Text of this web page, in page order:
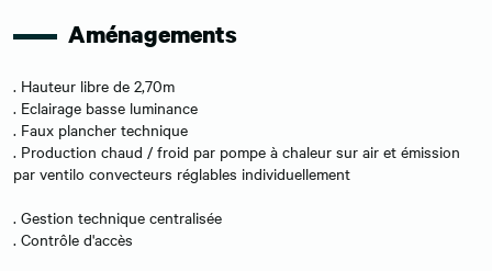
Aménagements
. Hauteur libre de 2,70m
. Eclairage basse luminance
. Faux plancher technique
. Production chaud / froid par pompe à chaleur sur air et émission
par ventilo convecteurs réglables individuellement
. Gestion technique centralisée
. Contrôle d'accès